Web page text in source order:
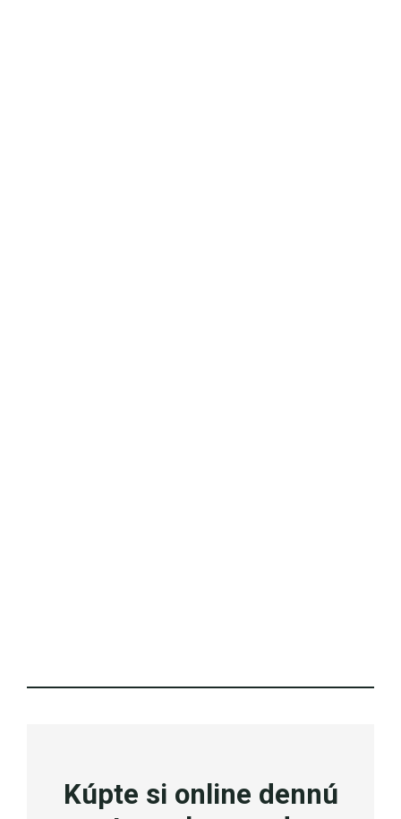
Kúpte si online dennú